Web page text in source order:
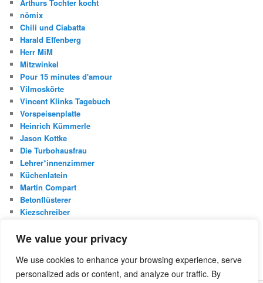
We value your privacy
We use cookies to enhance your browsing experience, serve
personalized ads or content, and analyze our traffic. By
Arthurs Tochter kocht
nömix
Chili und Ciabatta
Harald Effenberg
Herr MiM
Mitzwinkel
Pour 15 minutes d'amour
Vilmoskörte
Vincent Klinks Tagebuch
Vorspeisenplatte
Heinrich Kümmerle
Jason Kottke
Die Turbohausfrau
Lehrer*innenzimmer
Küchenlatein
Martin Compart
Betonflüsterer
Kiezschreiber
u
c